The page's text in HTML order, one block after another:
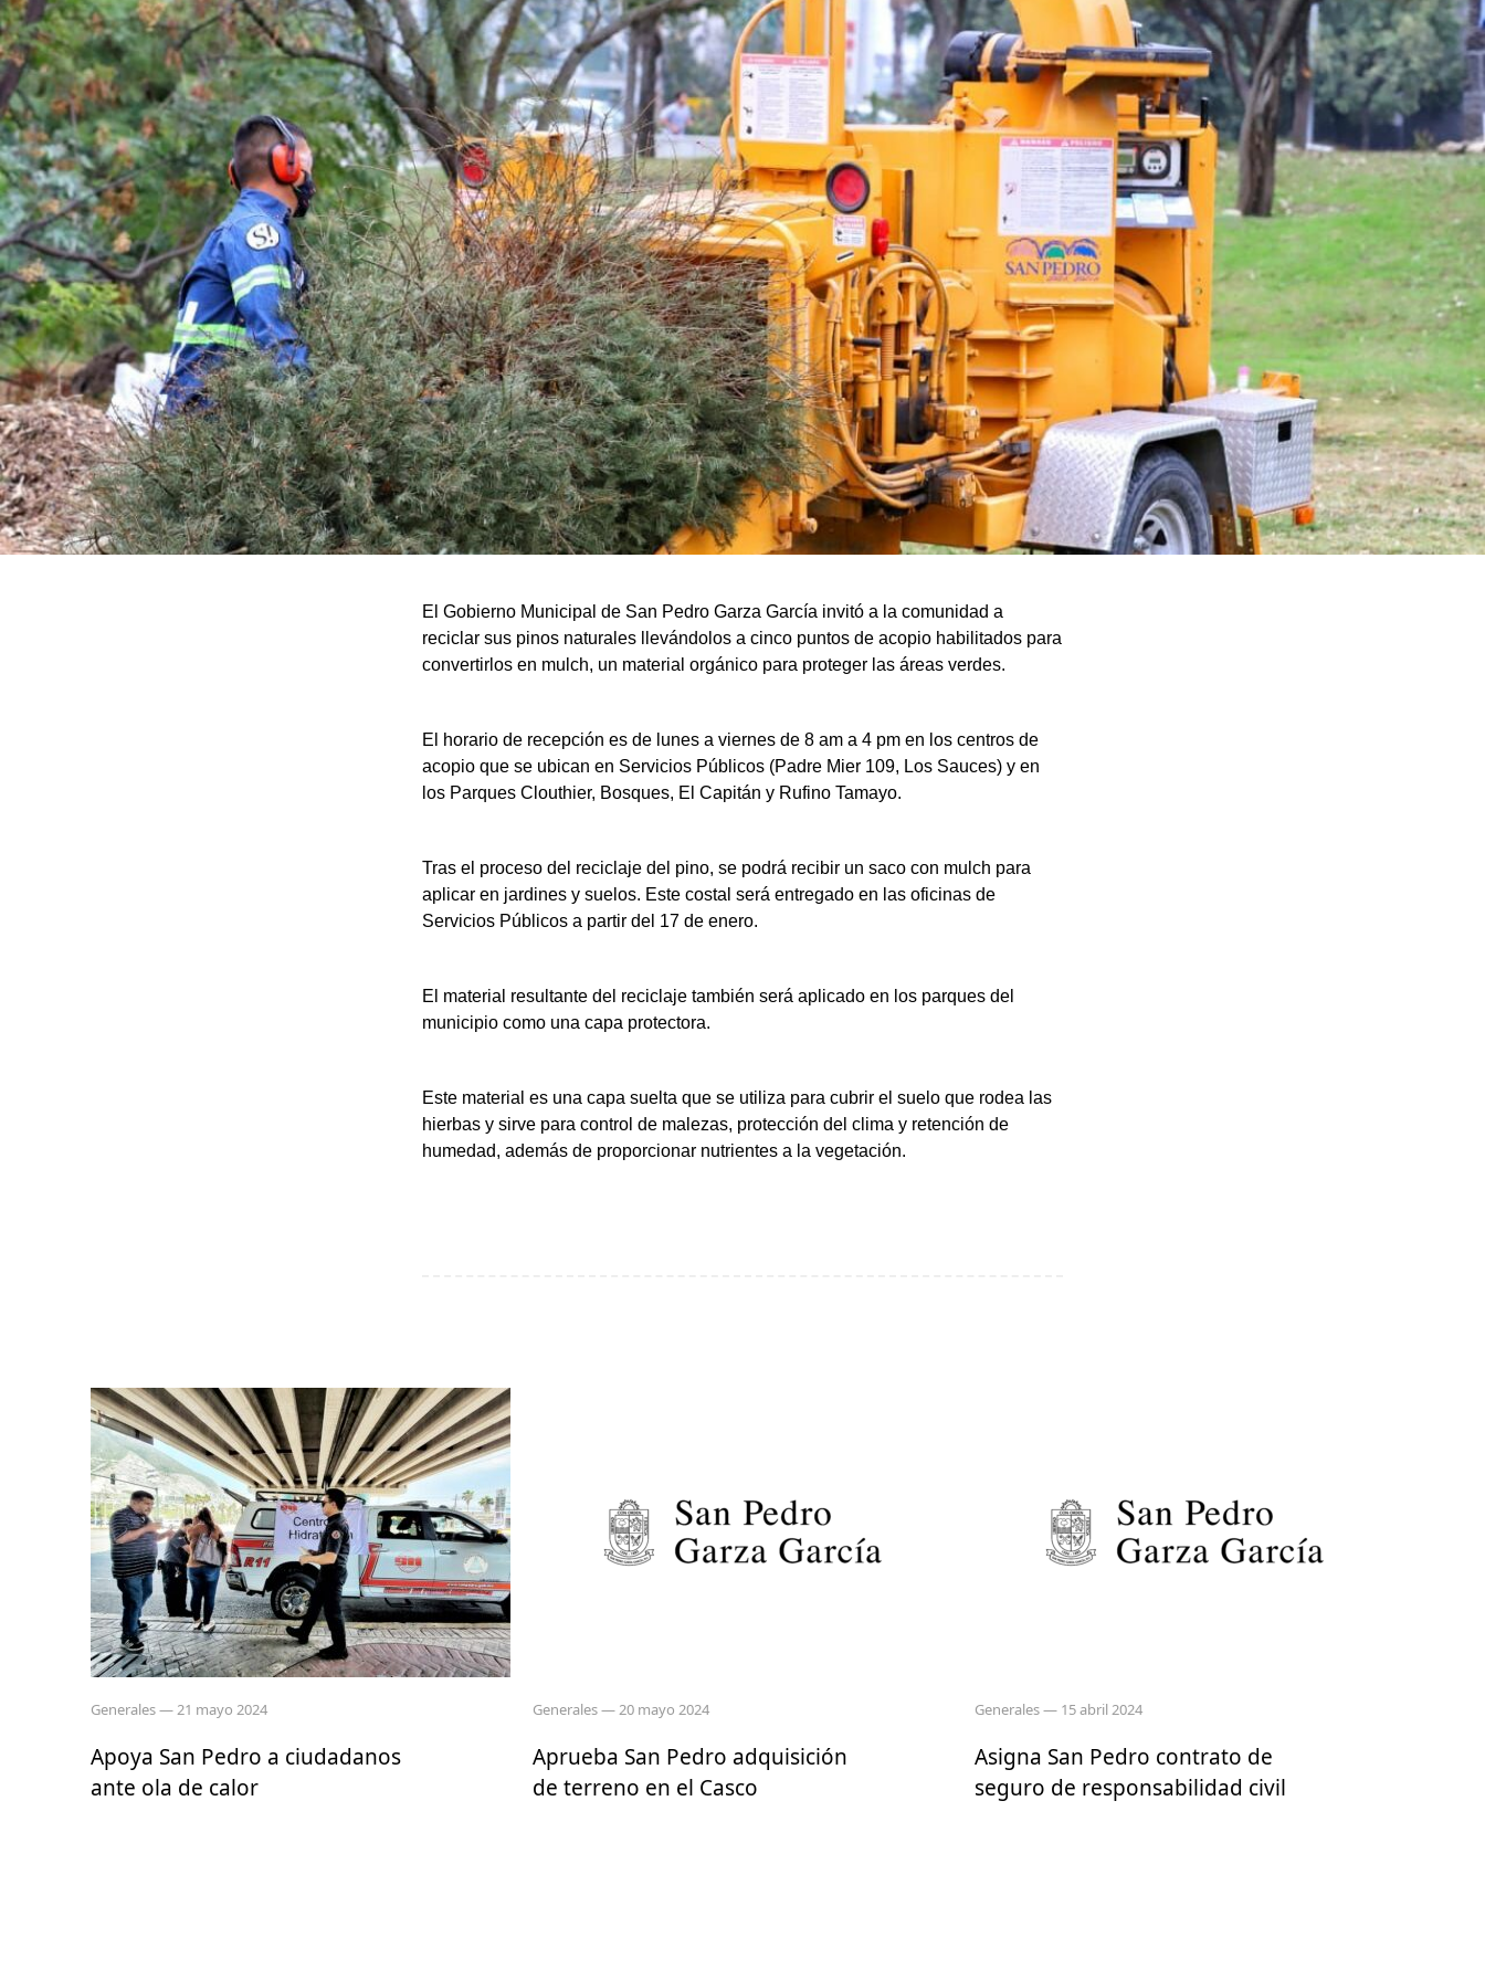
El Gobierno Municipal de San Pedro Garza García invitó a la comunidad a
reciclar sus pinos naturales llevándolos a cinco puntos de acopio habilitados para
convertirlos en mulch, un material orgánico para proteger las áreas verdes.
El horario de recepción es de lunes a viernes de 8 am a 4 pm en los centros de
acopio que se ubican en Servicios Públicos (Padre Mier 109, Los Sauces) y en
los Parques Clouthier, Bosques, El Capitán y Rufino Tamayo.
Tras el proceso del reciclaje del pino, se podrá recibir un saco con mulch para
aplicar en jardines y suelos. Este costal será entregado en las oficinas de
Servicios Públicos a partir del 17 de enero.
El material resultante del reciclaje también será aplicado en los parques del
municipio como una capa protectora.
Este material es una capa suelta que se utiliza para cubrir el suelo que rodea las
hierbas y sirve para control de malezas, protección del clima y retención de
humedad, además de proporcionar nutrientes a la vegetación.
Generales— 21 mayo 2024
Apoya San Pedro a ciudadanos
ante ola de calor
Generales— 20 mayo 2024
Aprueba San Pedro adquisición
de terreno en el Casco
Generales— 15 abril 2024
Asigna San Pedro contrato de
seguro de responsabilidad civil